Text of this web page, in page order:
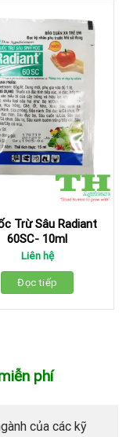
Trừ Sâu Radiant
60SC- 10ml
Liên hệ
Đọc tiếp
phí
của các kỹ